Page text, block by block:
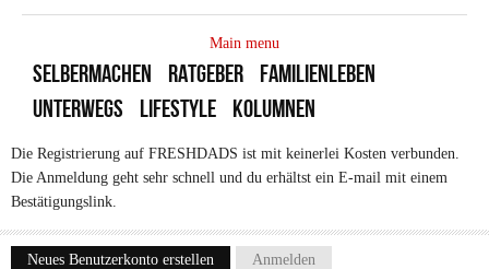
Main menu
SELBERMACHEN RATGEBER
FAMILIENLEBEN
UNTERWEGS
LIFESTYLE KOLUMNEN
Die Registrierung auf FRESHDADS ist mit keinerlei Kosten verbunden.
Die Anmeldung geht sehr schnell und du erhältst ein E-mail mit einem
Bestätigungslink.
Neues Benutzerkonto erstellen (aktiver Reiter)
Anmelden